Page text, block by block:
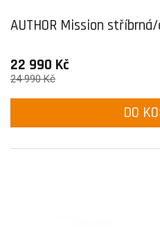
AUTHOR Mission
22 990 Kč
24 990 Kč
DO